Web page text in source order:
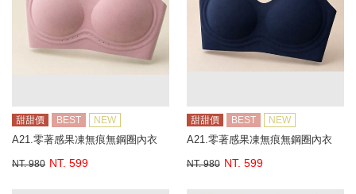
甜甜價 BEST NEW
A21.零著感果凍無痕無鋼圈內衣
NT. 980 NT. 599
甜甜價 BEST NEW
A21.零著感果凍無痕無鋼圈內衣
NT. 980 NT. 599